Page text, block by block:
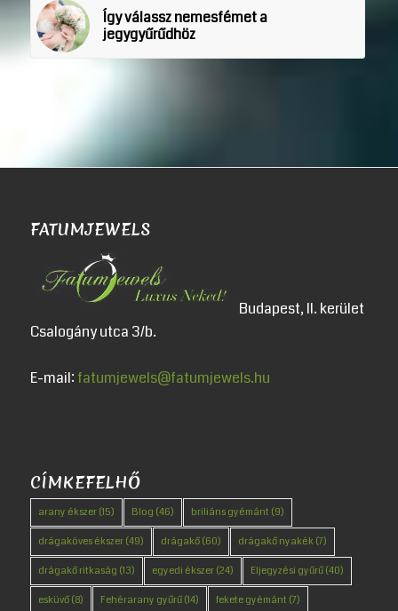
Így válassz nemesfémet a
jegygyűrűdhöz
FATUMJEWELS
Budapest, II. kerület
Csalogány utca 3/b.
E-mail: fatumjewels@fatumjewels.hu
CÍMKEFELHŐ
arany ékszer(15) Blog (46) briliáns gyémánt (9)
drágaköves ékszer(49) drágakő(60) drágakő nyakék(7)
drágakő ritkaság (13) egyedi ékszer(24) Eljegyzési gyűrű(40)
esküvő(8) Fehérarany gyűrű(14) fekete gyémánt (7)